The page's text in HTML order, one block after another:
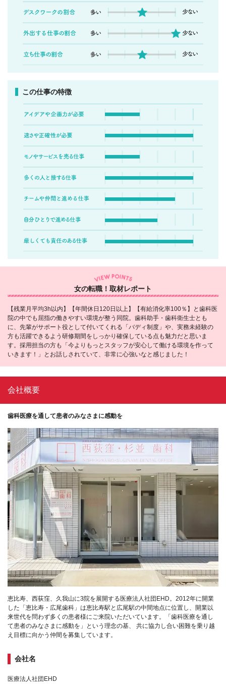
この仕事の特徴
女の転職！取材レポート
【残業月平均3h以内】【年間休日120日以上】【有給消化率100％】と歯科医
院の中でも屈指の働きやすい環境が整う同院。歯科助手・歯科衛生士とも
に、先輩がサポート役として付いてくれる「バディ制度」や、実務未経験の
方も活躍できるよう研修期間をしっかり確保している点も魅力だと思いま
す。採用担当の方も「今よりもっとスタッフが安心して働ける環境を作って
いきます！」とお話しされていて、非常に心強いなと感じました！
会社概要
歯科医療を通して患者のみなさまに感動を
恵比寿、西荻窪、久我山に3院を展開する医療法人社団EHD。2012年に開業
した「恵比寿・広尾歯科」は恵比寿駅と広尾駅の中間地点に位置し、開業以
来世代を問わず多くの患者様にご来院いただいています。「歯科医療を通し
て患者のみなさまに感動を」という理念の基、 共に協力し合い困難を乗り越
え目標に向かう仲間を募集しています。
会社名
医療法人社団EHD